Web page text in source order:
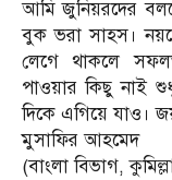
আমি জুনিয়রদের
বুক ভরা সাহস।
লেগে থাকলে
পাওয়ার কিছু নাই
দিকে এগিয়ে যাও।
মুসাফির আহমেদ
(বাংলা বিভাগ,